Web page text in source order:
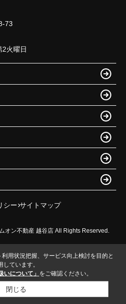
73
2火曜日
シー サイトマップ
オン不動産 越谷店 All Rights Reserved.
用状況把握、サービス向上検討を目的と
ています。
いについて」 をご確認ください。
閉じる